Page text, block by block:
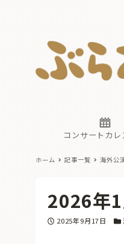
コンサートカレ
ホーム 記事一覧 海外公
2026年1
投稿日
2025年9月17日 カ